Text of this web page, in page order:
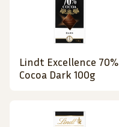
Lindt Excellence 70%
Cocoa Dark 100g